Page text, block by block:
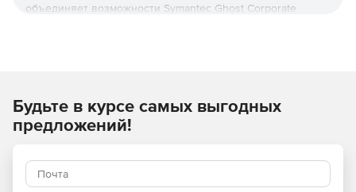
объединяет возможности Symantec Ghost Corporate
компьютера или сервера Windows, используя методы
формирования образов по файлам и секторам. Сочетание
различных технологий помогает системным
поддерживать IT-систему в распределенных структурах
предприятий.
Будьте в курсе самых выгодных
предложений!